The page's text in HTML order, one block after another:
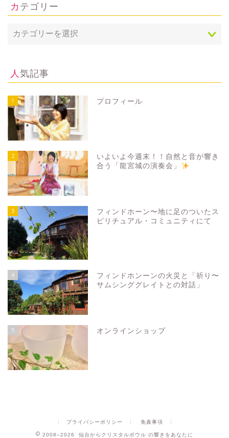
カテゴリー
人気記事
1 プロフィール
2
いよいよ今週末！！自然と音が響き
合う「龍宮城の演奏会」
3
フィンドホーン〜地に足のついたス
ピリチュアル・コミュニティにて
4
フィンドホンーンの火災と「祈り〜
サムシンググレイトとの対話」
5 オンラインショップ
プライバシーポリシー 免責事項
2008–2026 仙台からクリスタルボウル の響きをあなたに